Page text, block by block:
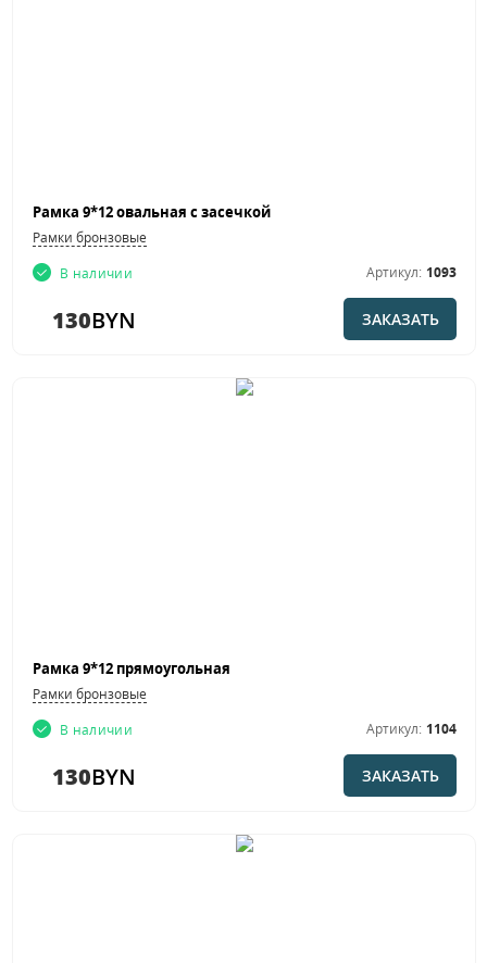
Рамка 9*12 овальная с засечкой
Рамки бронзовые
В наличии
Артикул: 1093
130BYN ЗАКАЗАТЬ
Рамка 9*12 прямоугольная
Рамки бронзовые
В наличии
Артикул: 1104
130BYN ЗАКАЗАТЬ